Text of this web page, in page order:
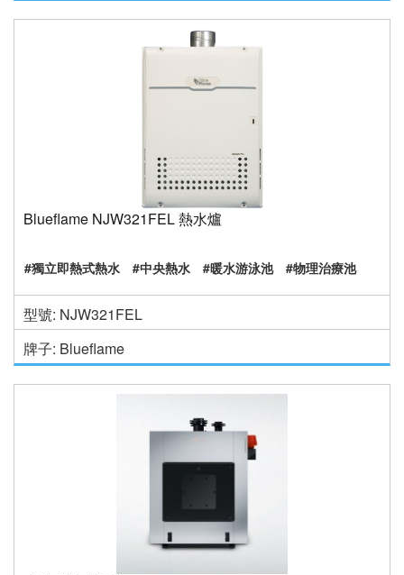
Blueflame NJW321FEL 熱水爐
#獨立即熱式熱水 #中央熱水 #暖水游泳池 #物理治療池
型號: NJW321FEL
牌子: Blueflame